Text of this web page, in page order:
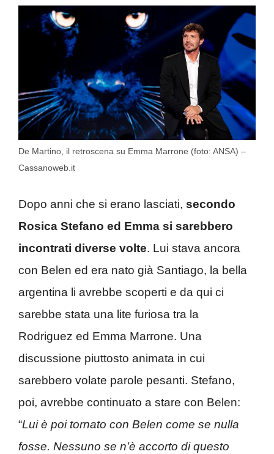
De Martino, il retroscena su Emma Marrone (foto: ANSA) –
Cassanoweb.it
Dopo anni che si erano lasciati, secondo
Rosica Stefano ed Emma si sarebbero
incontrati diverse volte. Lui stava ancora
con Belen ed era nato già Santiago, la bella
argentina li avrebbe scoperti e da qui ci
sarebbe stata una lite furiosa tra la
Rodriguez ed Emma Marrone. Una
discussione piuttosto animata in cui
sarebbero volate parole pesanti. Stefano,
poi, avrebbe continuato a stare con Belen:
“Lui è poi tornato con Belen come se nulla
fosse. Nessuno se n’è accorto di questo